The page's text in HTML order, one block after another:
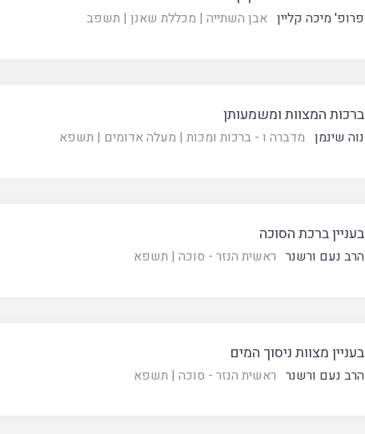
פרופ' מיכה קליין אבן השתייה | מכללת שאנן | תשפב
ברכות המצוות ומשמעותן
נוה שינמן מדברה ו - ברכות ומכות | מעלה אדומים | תשפא
בעניין ברכת הסוכה
הרב נעם ורשנר ראשית הנזר - סוכה | תשפא
בעניין מצוות ניסוך המים
הרב נעם ורשנר ראשית הנזר - סוכה | תשפא